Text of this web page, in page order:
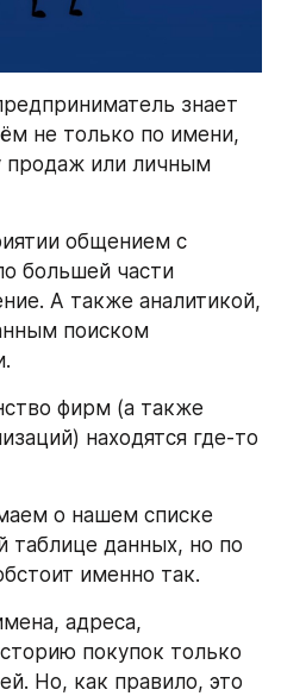
знает
не только по имени,
продаж или личным
общением с
большей части
А также аналитикой,
поиском
фирм (а также
находятся где-то
о нашем списке
таблице данных, но по
именно так.
адреса,
покупок только
Но, как правило, это